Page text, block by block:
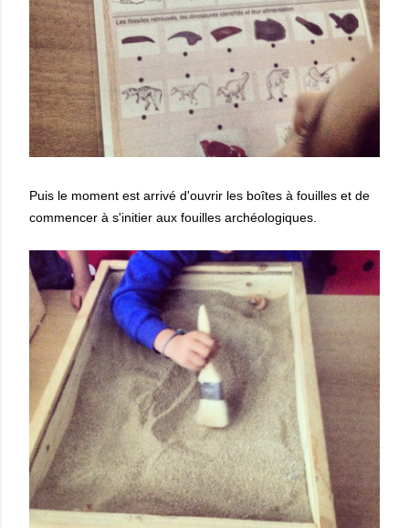
Puis le moment est arrivé d'ouvrir les boîtes à fouilles et de
commencer à s'initier aux fouilles archéologiques.